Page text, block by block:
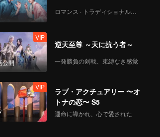
ロマンス · トラディショナル・コスチューム
公開
VIP
逆天至尊 ～天に抗う者～
一発勝負の剣戟、束縛なき感覚
VIP
ラブ・アクチュアリー 〜オ
トナの恋〜 S5
運命に導かれ、心で愛された